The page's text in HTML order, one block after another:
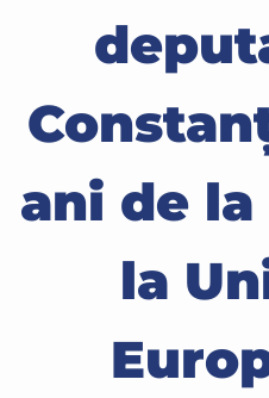
ani de la
la